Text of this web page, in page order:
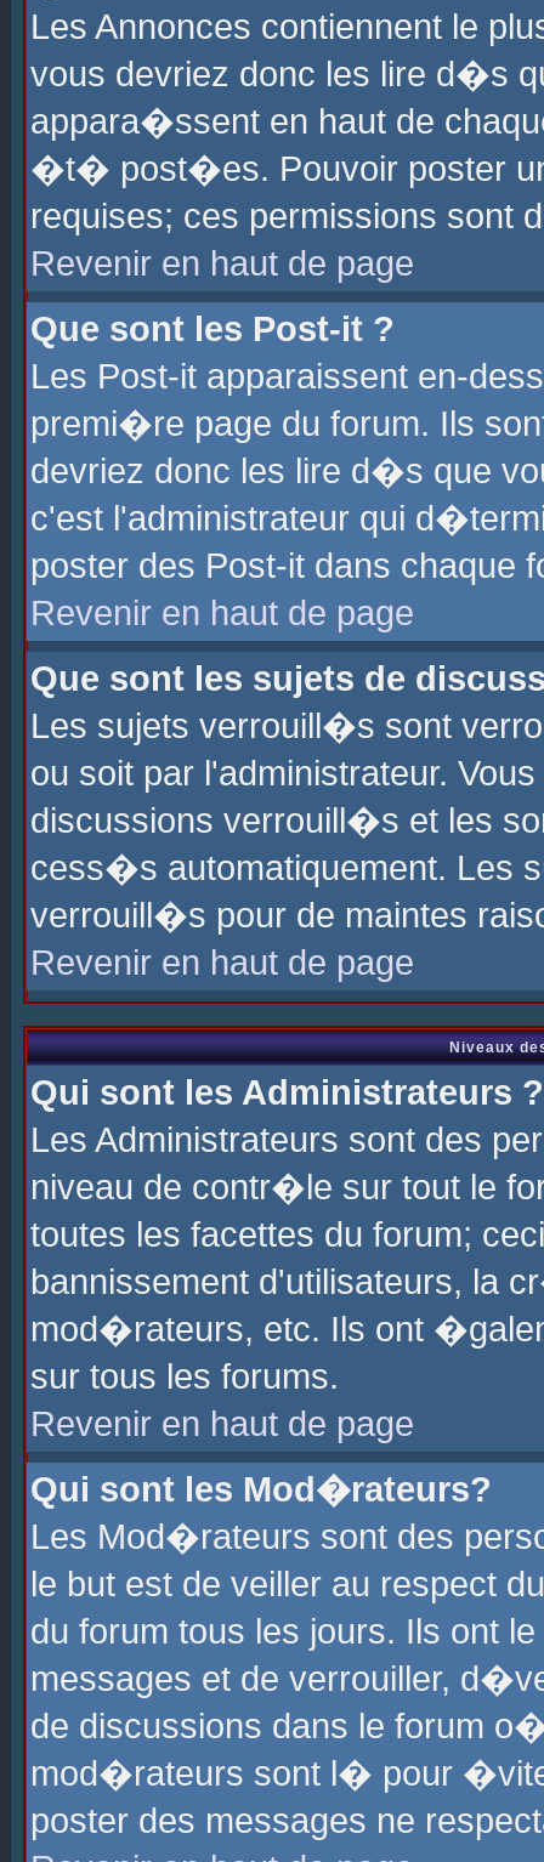
Les Annonces contiennent le
vous devriez donc les lire d�s
appara�ssent en haut de
�t� post�es. Pouvoir poster
requises; ces permissions sont
Revenir en haut de page
Que sont les Post-it ?
Les Post-it apparaissent en-
premi�re page du forum. Ils
devriez donc les lire d�s que
c'est l'administrateur qui
poster des Post-it dans chaque
Revenir en haut de page
Que sont les sujets de
Les sujets verrouill�s sont
ou soit par l'administrateur.
discussions verrouill�s et les
cess�s automatiquement. Les
verrouill�s pour de maintes
Revenir en haut de page
Niveaux
Qui sont les Administrateurs ?
Les Administrateurs sont des
niveau de contr�le sur tout le
toutes les facettes du forum;
bannissement d'utilisateurs, la
mod�rateurs, etc. Ils ont
sur tous les forums.
Revenir en haut de page
Qui sont les Mod�rateurs?
Les Mod�rateurs sont des
le but est de veiller au respect
du forum tous les jours. Ils ont
messages et de verrouiller,
de discussions dans le forum
mod�rateurs sont l� pour
poster des messages ne